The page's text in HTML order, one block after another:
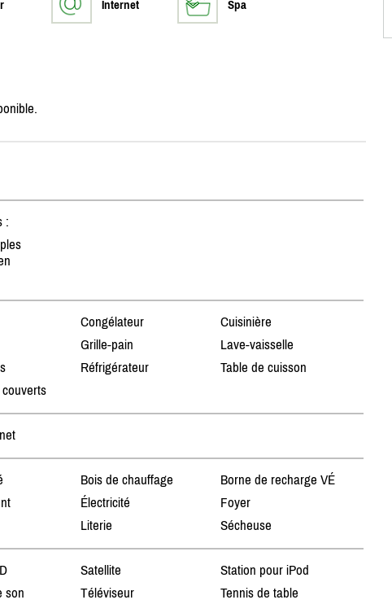
Internet Spa
:
Congélateur
Cuisinière
Grille-pain
Lave-vaisselle
Réfrigérateur
Table de cuisson
Bois de chauffage
Borne de recharge VÉ
Électricité
Foyer
Literie Sécheuse
Satellite
Station pour iPod
son
Téléviseur Tennis de table